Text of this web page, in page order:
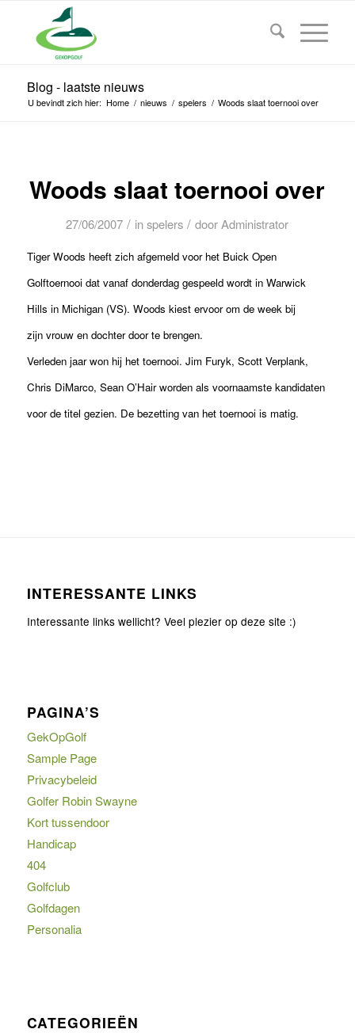
Blog - laatste nieuws
U bevindt zich hier: Home / nieuws / spelers / Woods slaat toernooi over
Woods slaat toernooi over
27/06/2007 / inspelers / door Administrator
Tiger Woods heeft zich afgemeld voor het Buick Open
Golftoernooi dat vanaf donderdag gespeeld wordt in Warwick
Hills in Michigan (VS). Woods kiest ervoor om de week bij
zijn vrouw en dochter door te brengen.
Verleden jaar won hij het toernooi. Jim Furyk, Scott Verplank,
Chris DiMarco, Sean O’Hair worden als voornaamste kandidaten
voor de titel gezien. De bezetting van het toernooi is matig.
INTERESSANTE LINKS
Interessante links wellicht? Veel plezier op deze site :)
PAGINA’S
GekOpGolf
Sample Page
Privacybeleid
Golfer Robin Swayne
Kort tussendoor
Handicap
404
Golfclub
Golfdagen
Personalia
CATEGORIEËN